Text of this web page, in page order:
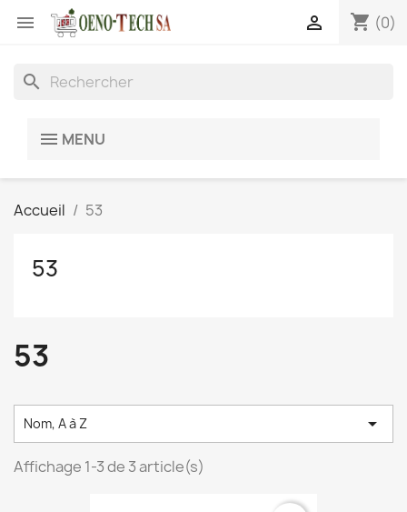
 shopping_cart (0)

search
MENU
Accueil 53
53
53
Nom, A à Z 
Affichage 1-3 de 3 article(s)